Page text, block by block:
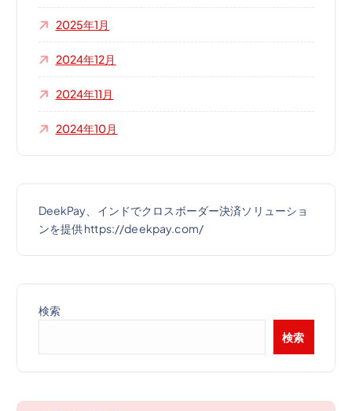
2025年1月
2024年12月
2024年11月
2024年10月
DeekPay、インドでクロスボーダー決済ソリューショ
ンを提供 https://deekpay.com/
検索
検索